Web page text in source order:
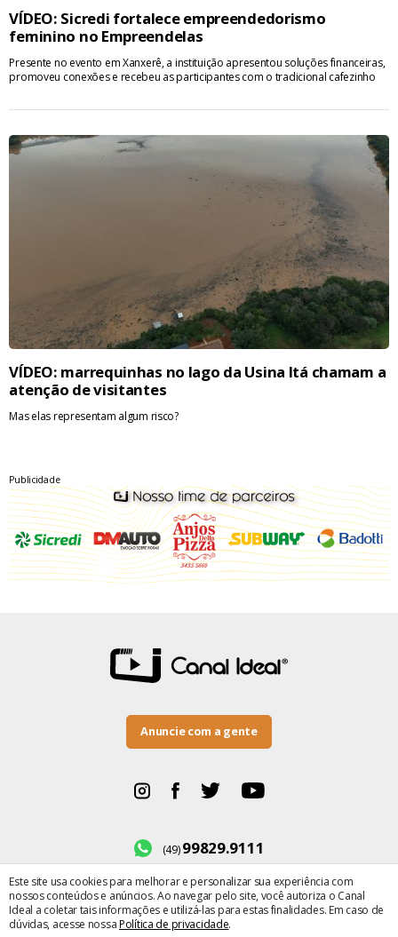
VÍDEO: Sicredi fortalece empreendedorismo
feminino no Empreendelas
Presente no evento em Xanxerê, a instituição apresentou soluções financeiras,
promoveu conexões e recebeu as participantes com o tradicional cafezinho
VÍDEO: marrequinhas no lago da Usina Itá chamam a
atenção de visitantes
Mas elas representam algum risco?
Publicidade
× Fechar
Este site usa cookies para melhorar e personalizar sua experiência com
nossos conteúdos e anúncios. Ao navegar pelo site, você autoriza o Canal
Ideal a coletar tais informações e utilizá-las para estas finalidades. Em caso de
dúvidas, acesse nossaPolítica de privacidade.
Anuncie com a gente
(49)99829.9111
BR-282, número 500
Bairro Maria Winckler